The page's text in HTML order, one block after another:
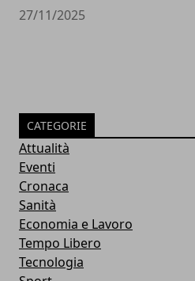
27/11/2025
CATEGORIE
Attualità
Eventi
Cronaca
Sanità
Economia e Lavoro
Tempo Libero
Tecnologia